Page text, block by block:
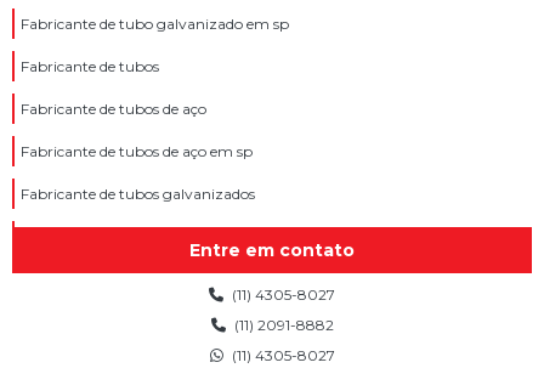
Fabricante de tubo galvanizado em sp
Fabricante de tubos
Fabricante de tubos de aço
Fabricante de tubos de aço em sp
Fabricante de tubos galvanizados
Fornecedor de tubo galvanizado
Tubo aço carbono comprar
Entre em contato
(11) 4305-8027
(11) 2091-8882
(11) 4305-8027